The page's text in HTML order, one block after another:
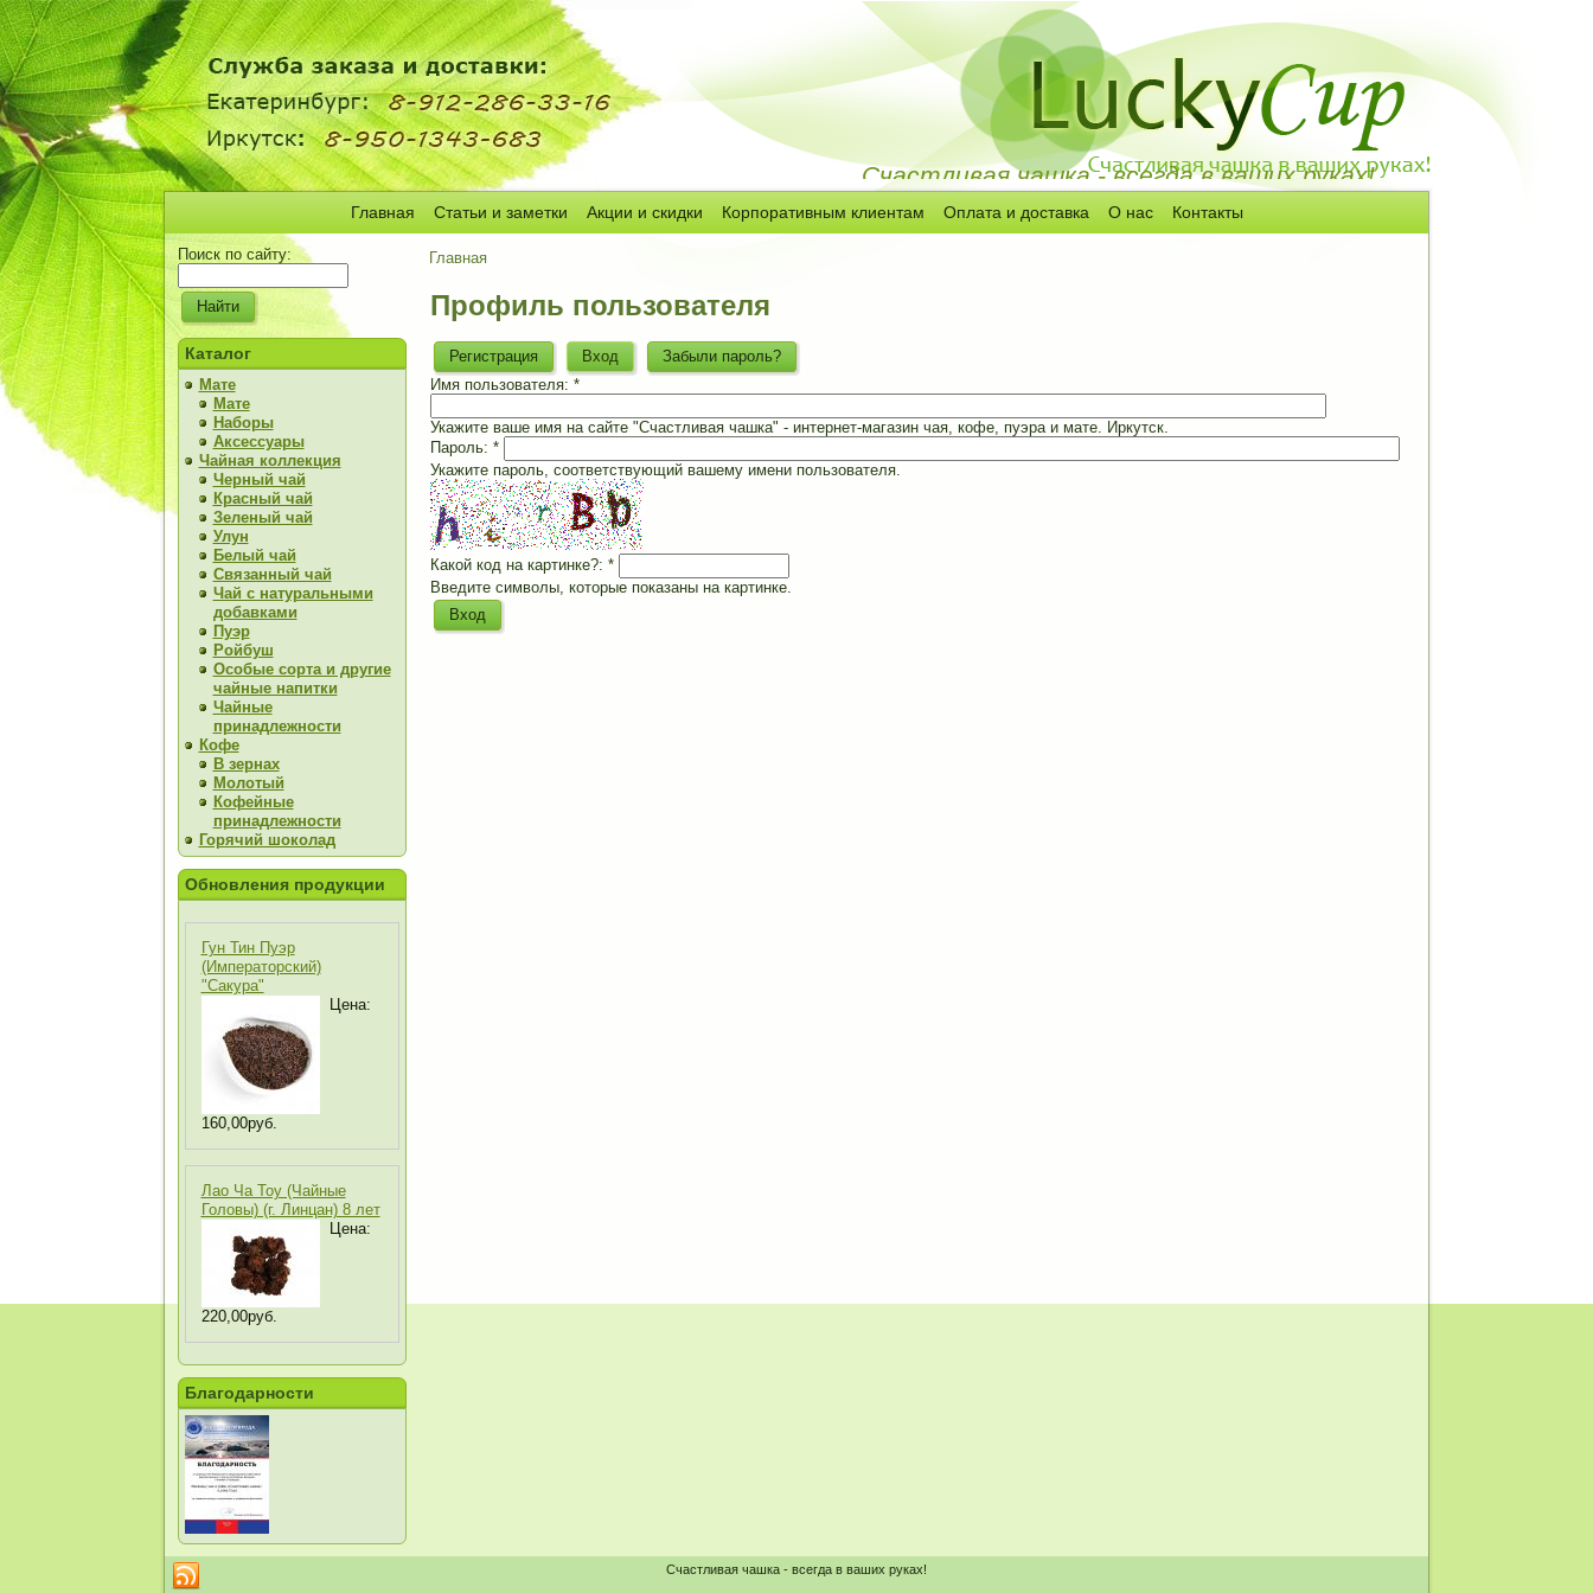
Счастливая чашка - всегда в ваших руках!
Главная Статьи и заметки Акции и скидки Корпоративным клиентам Оплата и доставка О нас Контакты
Поиск по сайту:
Каталог
Мате
Мате
Наборы
Аксессуары
Чайная коллекция
Черный чай
Красный чай
Зеленый чай
Улун
Белый чай
Связанный чай
Чай с натуральными
добавками
Пуэр
Ройбуш
Особые сорта и другие
чайные напитки
Чайные
принадлежности
Кофе
В зернах
Молотый
Кофейные
принадлежности
Горячий шоколад
Обновления продукции
Гун Тин Пуэр
(Императорский)
"Сакура"
Цена:
160,00руб.
Лао Ча Тоу (Чайные
Головы) (г. Линцан) 8 лет
Цена:
220,00руб.
Благодарности
Главная
Профиль пользователя
Регистрация Вход
Забыли пароль?
Имя пользователя: *
Укажите ваше имя на сайте "Счастливая чашка" - интернет-магазин чая, кофе, пуэра и мате. Иркутск.
Пароль: *
Укажите пароль, соответствующий вашему имени пользователя.
Какой код на картинке?: *
Введите символы, которые показаны на картинке.
Счастливая чашка - всегда в ваших руках!